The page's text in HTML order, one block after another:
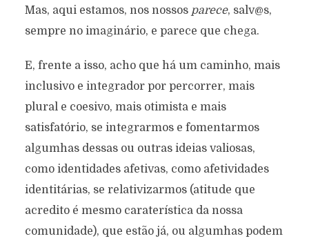
Mas, aqui estamos, nos nossos parece, salv@s,
sempre no imaginário, e parece que chega.
E, frente a isso, acho que há um caminho, mais
inclusivo e integrador por percorrer, mais
plural e coesivo, mais otimista e mais
satisfatório, se integrarmos e fomentarmos
algumhas dessas ou outras ideias valiosas,
como identidades afetivas, como afetividades
identitárias, se relativizarmos (atitude que
acredito é mesmo caraterística da nossa
comunidade), que estão já, ou algumhas podem